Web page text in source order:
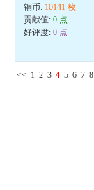
铜币: 10141 枚
贡献值:0 点
好评度:0 点
<< 1 2 3 4 5 6 7 8